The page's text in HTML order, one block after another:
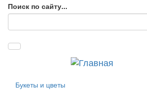
Поиск по сайту...
Букеты и цветы